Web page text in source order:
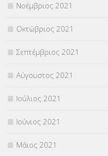
Νοέμβριος 2021
Οκτώβριος 2021
Σεπτέμβριος 2021
Αύγουστος 2021
Ιούλιος 2021
Ιούνιος 2021
Μάιος 2021